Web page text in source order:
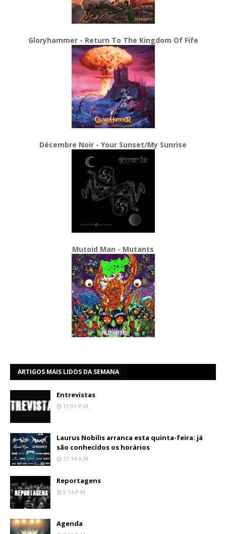
Gloryhammer - Return To The Kingdom Of Fife
Décembre Noir - Your Sunset/My Sunrise
Mutoid Man - Mutants
ARTIGOS MAIS LIDOS DA SEMANA
Entrevistas
11:01 P.m.
Laurus Nobilis arranca esta quinta-feira: já
são conhecidos os horários
11:14 A.m.
Reportagens
9:14 P.m.
Agenda